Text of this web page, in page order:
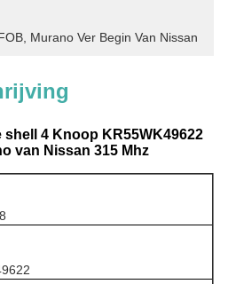
Murano Ver Begin Van Nissan
4 Knoop KR55WK49622
van Nissan 315 Mhz